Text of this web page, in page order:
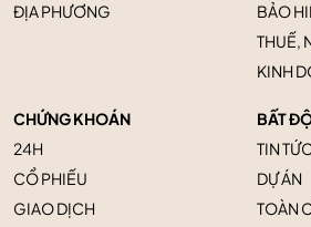
ĐỊA PHƯƠNG
BẢO
THUẾ,
KINH
CHỨNG KHOÁN
24H
CỔ PHIẾU
GIAO DỊCH
BẤT
TIN TỨC
DỰ ÁN
TOÀN